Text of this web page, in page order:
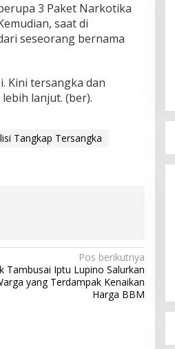
3 Paket Narkotika
saat di
seseorang bernama
Kini tersangka dan
lanjut. (ber).
Tangkap Tersangka
Pos berikutnya
Tambusai Iptu Lupino Salurkan
yang Terdampak Kenaikan
Harga BBM